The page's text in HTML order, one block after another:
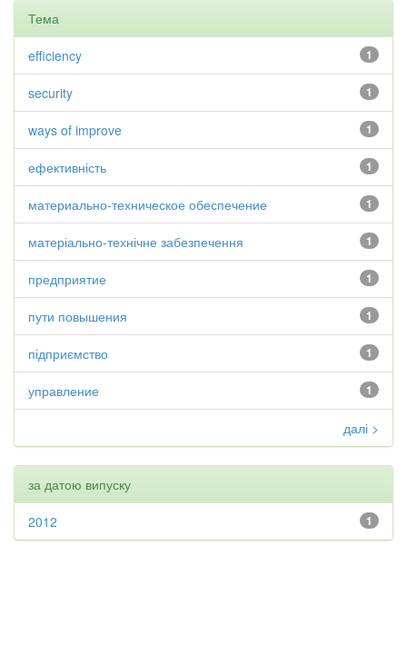
Тема
1
efficiency
1
security
1
ways of improve
1
ефективність
1
материально-техническое обеспечение
1
матеріально-технічне забезпечення
1
предприятие
1
пути повышения
1
підприємство
1
управление
далі >
за датою випуску
1
2012